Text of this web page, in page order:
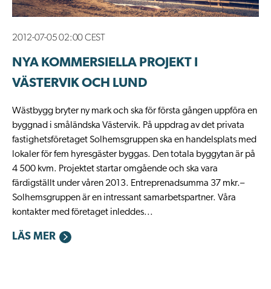
2012-07-05 02:00 CEST
NYA KOMMERSIELLA PROJEKT I
VÄSTERVIK OCH LUND
Wästbygg bryter ny mark och ska för första gången uppföra en
byggnad i småländska Västervik. På uppdrag av det privata
fastighetsföretaget Solhemsgruppen ska en handelsplats med
lokaler för fem hyresgäster byggas. Den totala byggytan är på
4 500 kvm. Projektet startar omgående och ska vara
färdigställt under våren 2013. Entreprenadsumma 37 mkr.–
Solhemsgruppen är en intressant samarbetspartner. Våra
kontakter med företaget inleddes...
LÄS MER